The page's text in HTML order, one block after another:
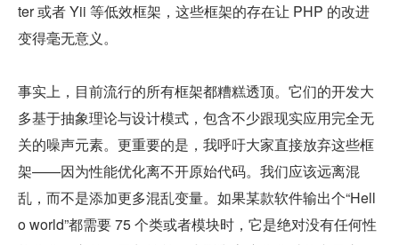
ter 或者 Yii 等低效框架，这些框架的存在让 PHP 的改进
变得毫无意义。
事实上，目前流行的所有框架都糟糕透顶。它们的开发大
多基于抽象理论与设计模式，包含不少跟现实应用完全无
关的噪声元素。更重要的是，我呼吁大家直接放弃这些框
架——因为性能优化离不开原始代码。我们应该远离混
乱，而不是添加更多混乱变量。如果某款软件输出个“Hell
o world”都需要 75 个类或者模块时，它是绝对没有任何性